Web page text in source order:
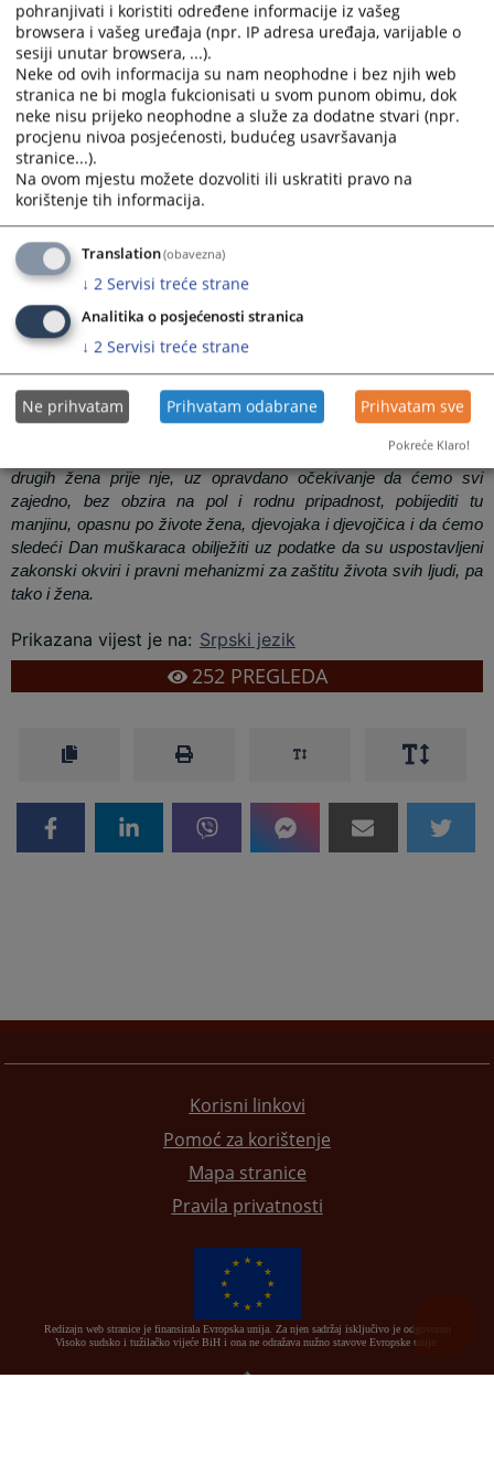
Ciljevi obilježavanja Međunarodnog dana muškaraca uključuju:
-
promociju pozitivnih primjera uloge muškaraca u
društvu, te njihovih dostignuća i doprinosa zajednici,
porodici, braku i brizi oko djece,
-
promociju ravnopravnosti i harmonizaciju odnosa među
polovima,
-
naglašavanje pozitivne uloge muškaraca u društvu,
-
unapređenje zdravlja, mira, sigurnosti i kvaliteta života
muškaraca, mladića i dječaka.
Predsjednica suda Marija Aničić – Zgonjanin je prilikom obraćanja
skupu, naglasila važnost svih navedenih ciljeva, kao i svijetle
primjere većine muškaraca današnjice svih profesija, koji su divni
očevi, sinovi, braća, kolege i sugrađani, koji svojim pozitivnim
ponašanjem, predanim radom i brigom o porodici, unapređuju
društvo u cjelini.
Na kraju je naglasila i potrebu da se upravo danas podsjetimo na
nedavnog brutalnog ubistva Aldine Jahić iz Mostara, kao i mnogih
drugih žena prije nje, uz opravdano očekivanje da ćemo svi
zajedno, bez obzira na pol i rodnu pripadnost, pobijediti tu
manjinu, opasnu po živote žena, djevojaka i djevojčica i da ćemo
sledeći Dan muškaraca obilježiti uz podatke da su uspostavljeni
zakonski okviri i pravni mehanizmi za zaštitu života svih ljudi, pa
tako i žena.
Prikazana vijest je na: Srpski jezik
252PREGLEDA
Korisni linkovi
Pomoć za korištenje
Mapa stranice
Pravila privatnosti
Redizajn web stranice je finansirala Evropska unija. Za njen sadržaj isključivo je odgovorno
Visoko sudsko i tužilačko vijeće BiH i ona ne odražava nužno stavove Evropske unije.
pohranjivati i koristiti određene informacije iz vašeg
browsera i vašeg uređaja (npr. IP adresa uređaja, varijable o
sesiji unutar browsera, ...).
Neke od ovih informacija su nam neophodne i bez njih web
stranica ne bi mogla fukcionisati u svom punom obimu, dok
neke nisu prijeko neophodne a služe za dodatne stvari (npr.
procjenu nivoa posjećenosti, budućeg usavršavanja
stranice...).
Na ovom mjestu možete dozvoliti ili uskratiti pravo na
korištenje tih informacija.
Translation(obavezna)
↓ 2 Servisi treće strane
Analitika o posjećenosti stranica
↓ 2 Servisi treće strane
Ne prihvatam Prihvatam odabrane Prihvatam sve
Pokreće Klaro!